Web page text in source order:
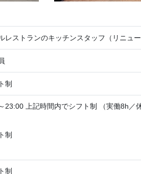
レストランのキッチンスタッフ（リニュー
制
23:00 上記時間内でシフト制 （実働8h／
制
制